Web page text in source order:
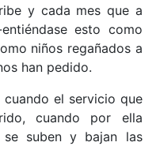
y cada mes que a
esto como
niños regañados a
han pedido.
cuando el servicio que
cuando por ella
suben y bajan las